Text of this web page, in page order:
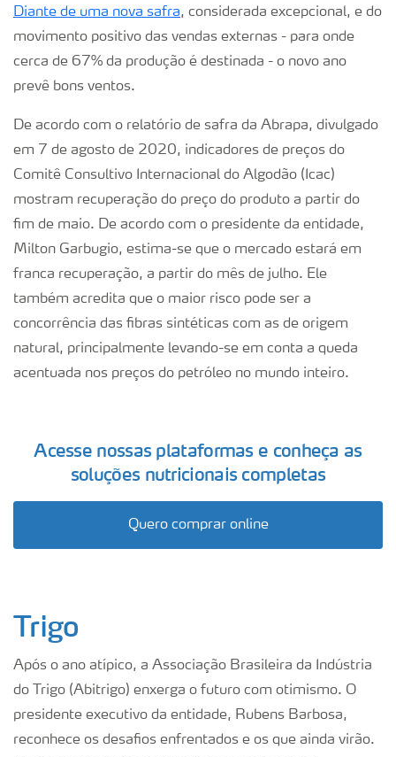
Diante de uma nova safra, considerada excepcional, e do
movimento positivo das vendas externas - para onde
cerca de 67% da produção é destinada - o novo ano
prevê bons ventos.
De acordo com o relatório de safra da Abrapa, divulgado
em 7 de agosto de 2020, indicadores de preços do
Comitê Consultivo Internacional do Algodão (Icac)
mostram recuperação do preço do produto a partir do
fim de maio. De acordo com o presidente da entidade,
Milton Garbugio, estima-se que o mercado estará em
franca recuperação, a partir do mês de julho. Ele
também acredita que o maior risco pode ser a
concorrência das fibras sintéticas com as de origem
natural, principalmente levando-se em conta a queda
acentuada nos preços do petróleo no mundo inteiro.
Acesse nossas plataformas e conheça as
soluções nutricionais completas
Quero comprar online
Trigo
Após o ano atípico, a Associação Brasileira da Indústria
do Trigo (Abitrigo) enxerga o futuro com otimismo. O
presidente executivo da entidade, Rubens Barbosa,
reconhece os desafios enfrentados e os que ainda virão.